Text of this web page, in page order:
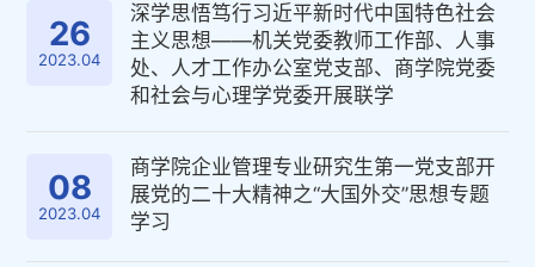
26
2023.04
深学思悟笃行习近平新时代中国特色社会
主义思想——机关党委教师工作部、人事
处、人才工作办公室党支部、商学院党委
和社会与心理学党委开展联学
08
2023.04
商学院企业管理专业研究生第一党支部开
展党的二十大精神之“大国外交”思想专题
学习